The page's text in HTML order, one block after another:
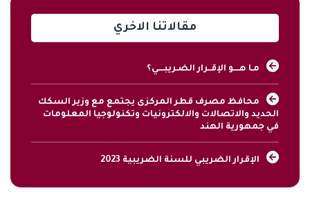
مقالاتنا الاخري
مـا هــــو الإقــرار الضـريبــــي؟
محافظ مصرف قطر المركزى يجتمع مع وزير السكك
الحديد والاتصالات والالكترونيات وتكنولوجيا المعلومات
في جمهورية الهند
الإقرار الضريبي للسنة الضريبية 2023